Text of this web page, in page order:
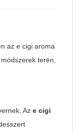
aze cigi aroma
terén,
Aze cigi